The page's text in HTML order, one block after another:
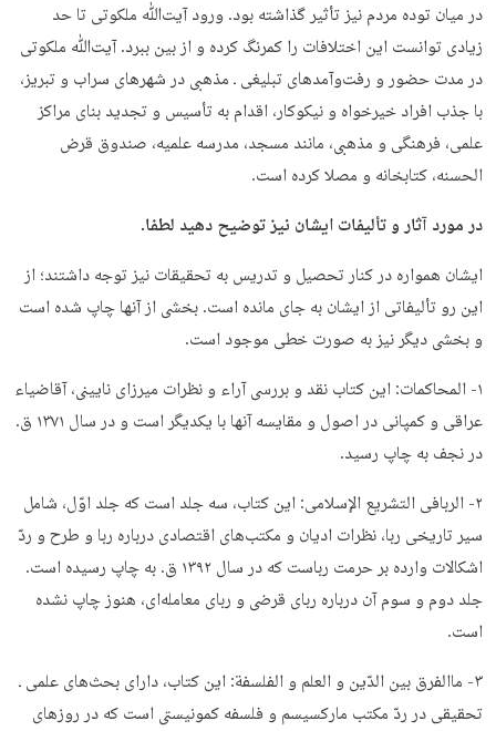
در میان توده مردم نیز تأثیر گذاشته بود. ورود آیت‌ﷲ ملکوتی تا حد
زیادی توانست این اختلافات را کمرنگ کرده و از بین ببرد. آیت‌ﷲ ملکوتی
در مدت حضور و رفت‌وآمدهای تبلیغی ـ مذهبی در شهرهای سراب و تبریز،
با جذب افراد خیرخواه و نیکوکار، اقدام به تأسیس و تجدید بنای مراکز
علمی، فرهنگی و مذهبی، مانند مسجد، مدرسه علمیه، صندوق قرض
الحسنه، کتابخانه و مصلا کرده‌ است.
در مورد آثار و تألیفات ایشان نیز توضیح دهید لطفا.
ایشان همواره در کنار تحصیل و تدریس به تحقیقات نیز توجه داشتند؛ از
این رو تألیفاتی از ایشان به جای مانده است. بخشی از آنها چاپ شده است
و بخشی دیگر نیز به صورت خطی موجود است.
۱- المحاکمات: این کتاب نقد و بررسی آراء و نظرات میرزای نایینی، آقاضیاء
عراقی و کمپانی در اصول و مقایسه آنها با یکدیگر است و در سال ۱۳۷۱ ق.
در نجف به چاپ رسید.
۲- الربافی التشریع الإسلامی: این کتاب، سه جلد است که جلد اوّل، شامل
سیر تاریخی ربا، نظرات ادیان و مکتب‌های اقتصادی درباره ربا و طرح و ردّ
اشکالات وارده بر حرمت رباست که در سال ۱۳۹۲ ق. به چاپ رسیده‌ است.
جلد دوم و سوم آن درباره ربای قرضی و ربای معامله‌ای، هنوز چاپ نشده‌
است.
۳- ماالفرق بین الدّین و العلم و الفلسفة: این کتاب، دارای بحث‌های علمی ـ
تحقیقی در ردّ مکتب مارکسیسم و فلسفه کمونیستی است که در روزهای